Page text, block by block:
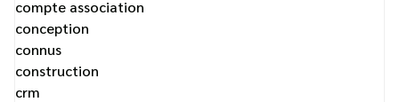
compte association
conception
connus
construction
crm